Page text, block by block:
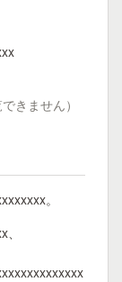
きません）
。